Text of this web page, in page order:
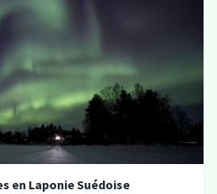
en Laponie Suédoise